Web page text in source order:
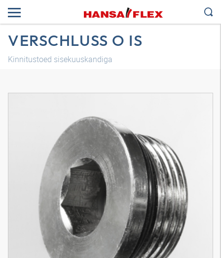
VERSCHLUSS O IS
Kinnitustoed sisekuuskandiga
3D-mudel